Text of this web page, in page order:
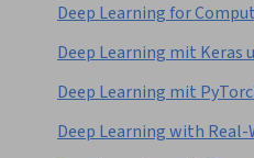
Deep Learning for
Deep Learning mit Keras
Deep Learning mit
Deep Learning with